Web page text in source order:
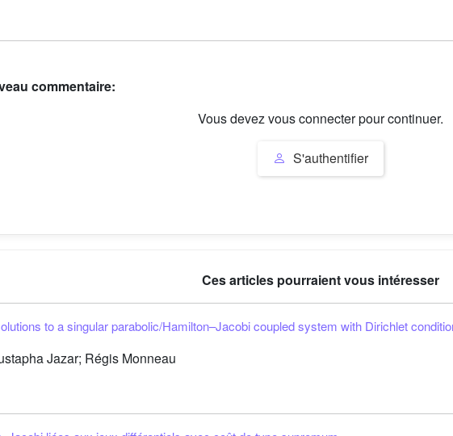
commentaire:
Vous devez vous connecter pour continuer.
S'authentifier
Ces articles pourraient vous intéresser
to a singular parabolic/Hamilton–Jacobi coupled system with Dirichlet
Jazar; Régis Monneau